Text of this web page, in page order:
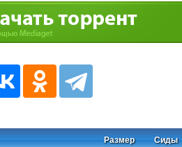
Размер Сиды